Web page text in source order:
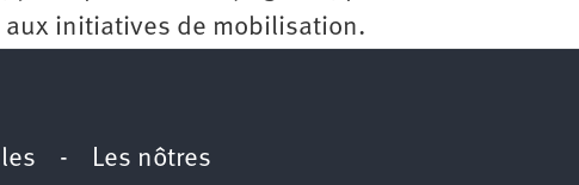
initiatives de mobilisation.
- Les nôtres